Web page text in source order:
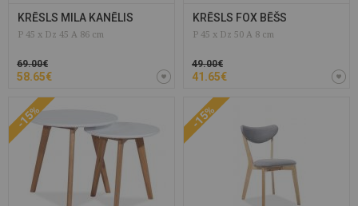
KRĒSLS MILA KANĒLIS
P 45 x Dz 45 A 86 cm
69.00€
58.65€
KRĒSLS FOX BĒŠS
P 45 x Dz 50 A 8 cm
49.00€
41.65€
-15% -15%